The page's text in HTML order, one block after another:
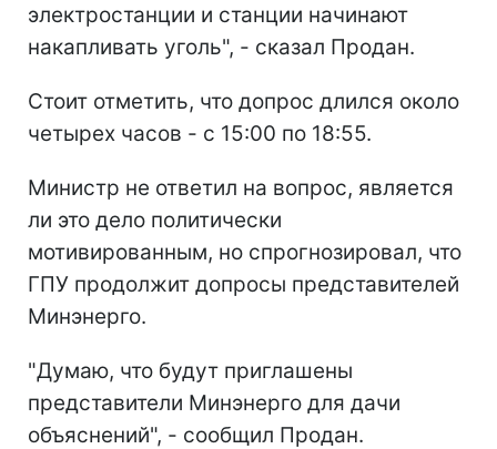
электростанции и станции начинают
накапливать уголь", - сказал Продан.
Стоит отметить, что допрос длился около
четырех часов - с 15:00 по 18:55.
Министр не ответил на вопрос, является
ли это дело политически
мотивированным, но спрогнозировал, что
ГПУ продолжит допросы представителей
Минэнерго.
"Думаю, что будут приглашены
представители Минэнерго для дачи
объяснений", - сообщил Продан.